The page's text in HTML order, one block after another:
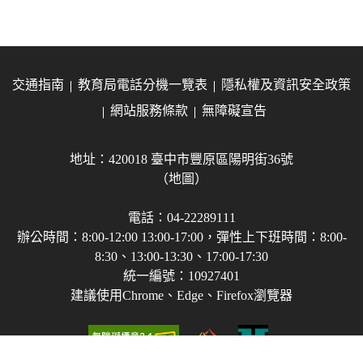
交通指南 教育局電話分機一覽表
隱私權及資訊安全政策
網站服務條款
無障礙宣告
地址：420018 臺中市豐原區陽明街36號
（地圖）
電話：04-22289111
辦公時間：8:00-12:00 13:00-17:00，彈性上下班時間：8:00-
8:30、13:00-13:30、17:00-17:30
統一編號：10927401
建議使用Chrome、Edge、Firefox瀏覽器